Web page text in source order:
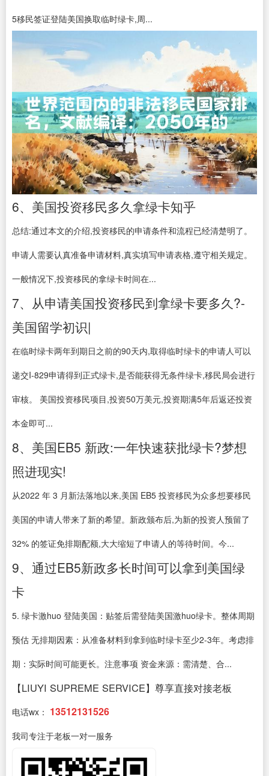
5移民签证登陆美国换取临时绿卡,周...
6、美国投资移民多久拿绿卡知乎
总结:通过本文的介绍,投资移民的申请条件和流程已经清楚明了。
申请人需要认真准备申请材料,真实填写申请表格,遵守相关规定。
一般情况下,投资移民的拿绿卡时间在...
7、从申请美国投资移民到拿绿卡要多久?-
美国留学初识|
在临时绿卡两年到期日之前的90天内,取得临时绿卡的申请人可以
递交I-829申请得到正式绿卡,是否能获得无条件绿卡,移民局会进行
审核。 美国投资移民项目,投资50万美元,投资期满5年后返还投资
本金即可...
8、美国EB5 新政:一年快速获批绿卡?梦想
照进现实!
从2022 年 3 月新法落地以来,美国 EB5 投资移民为众多想要移民
美国的申请人带来了新的希望。新政颁布后,为新的投资人预留了
32% 的签证免排期配额,大大缩短了申请人的等待时间。今...
9、通过EB5新政多长时间可以拿到美国绿
卡
5. 绿卡激huo 登陆美国：贴签后需登陆美国激huo绿卡。整体周期
预估 无排期因素：从准备材料到拿到临时绿卡至少2-3年。考虑排
期：实际时间可能更长。注意事项 资金来源：需清楚、合...
【LIUYI SUPREME SERVICE】尊享直接对接老板
电话wx： 13512131526
我司专注于老板一对一服务